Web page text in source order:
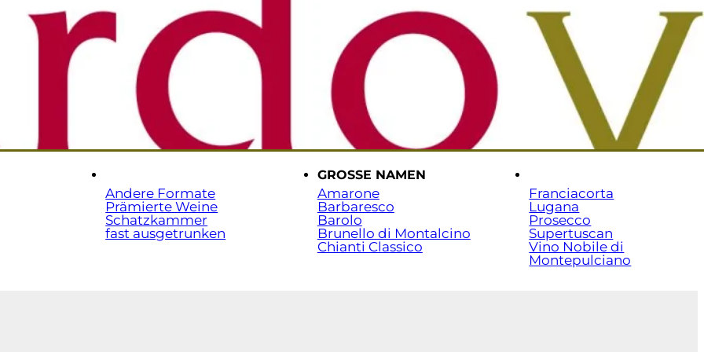
Versand & Zahlung Beratung: 07141 / 7029351
Andere Formate
Prämierte Weine
Schatzkammer
fast ausgetrunken
GROSSE NAMEN
Amarone
Barbaresco
Barolo
Brunello di Montalcino
Chianti Classico
Franciacorta
Lugana
Prosecco
Supertuscan
Vino Nobile di
Montepulciano